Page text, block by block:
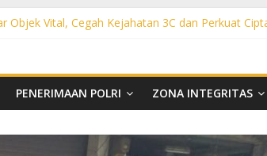
Objek Vital, Cegah Kejahatan 3C dan Perkuat
Perbankan hingga Permukiman, Antisipasi 3C
Belasan Desa, Cegah Kejahatan 3C dan
PENERIMAAN POLRI ZONA INTEGRITAS